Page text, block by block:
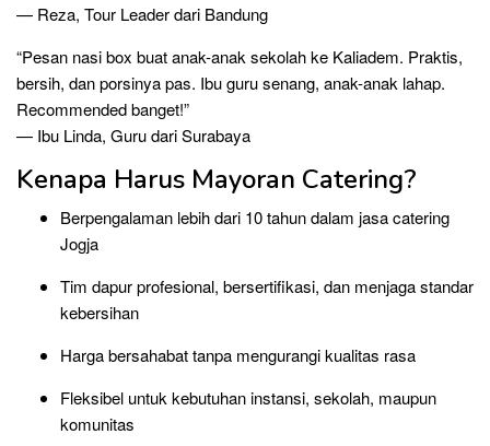
— Reza, Tour Leader dari Bandung
“Pesan nasi box buat anak-anak sekolah ke Kaliadem. Praktis,
bersih, dan porsinya pas. Ibu guru senang, anak-anak lahap.
Recommended banget!”
— Ibu Linda, Guru dari Surabaya
Kenapa Harus Mayoran Catering?
Berpengalaman lebih dari 10 tahun dalam jasa catering
Jogja
Tim dapur profesional, bersertifikasi, dan menjaga standar
kebersihan
Harga bersahabat tanpa mengurangi kualitas rasa
Fleksibel untuk kebutuhan instansi, sekolah, maupun
komunitas